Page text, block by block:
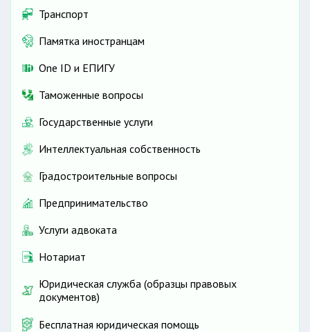
Транспорт
Памятка иностранцам
One ID и ЕПИГУ
Таможенные вопросы
Государственные услуги
Интеллектуальная собственность
Градостроительные вопросы
Предпринимательство
Услуги адвоката
Нотариат
Юридическая служба (образцы правовых
документов)
Бесплатная юридическая помощь